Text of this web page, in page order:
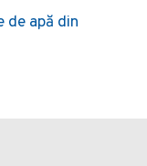
de apă din